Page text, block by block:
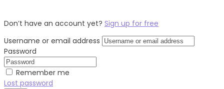
Don’t have an account yet? Sign up for free
Username or email address
Password
Remember me
Lost password